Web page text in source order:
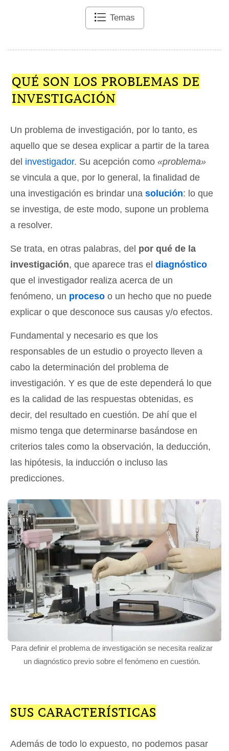
Temas
QUÉ SON LOS PROBLEMAS DE
INVESTIGACIÓN
Un problema de investigación, por lo tanto, es
aquello que se desea explicar a partir de la tarea
del investigador. Su acepción como «problema»
se vincula a que, por lo general, la finalidad de
una investigación es brindar una solución: lo que
se investiga, de este modo, supone un problema
a resolver.
Se trata, en otras palabras, del por qué de la
investigación, que aparece tras el diagnóstico
que el investigador realiza acerca de un
fenómeno, un proceso o un hecho que no puede
explicar o que desconoce sus causas y/o efectos.
Fundamental y necesario es que los
responsables de un estudio o proyecto lleven a
cabo la determinación del problema de
investigación. Y es que de este dependerá lo que
es la calidad de las respuestas obtenidas, es
decir, del resultado en cuestión. De ahí que el
mismo tenga que determinarse basándose en
criterios tales como la observación, la deducción,
las hipótesis, la inducción o incluso las
predicciones.
Para definir el problema de investigación se necesita realizar
un diagnóstico previo sobre el fenómeno en cuestión.
SUS CARACTERÍSTICAS
Además de todo lo expuesto, no podemos pasar